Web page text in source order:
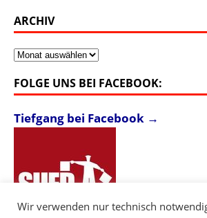
ARCHIV
Archiv
FOLGE UNS BEI FACEBOOK:
Tiefgang bei Facebook →
Wir verwenden nur technisch